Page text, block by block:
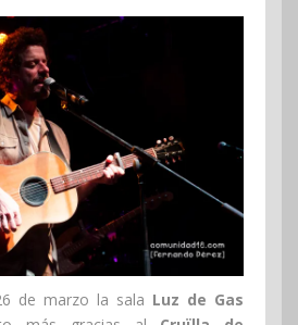
de marzo la sala Luz de Gas